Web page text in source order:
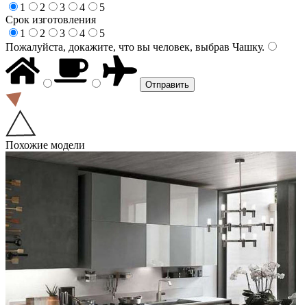
1
2 3 4
5
Срок изготовления
1
2 3 4
5
Пожалуйста, докажите, что вы человек, выбрав Чашку.
Похожие модели